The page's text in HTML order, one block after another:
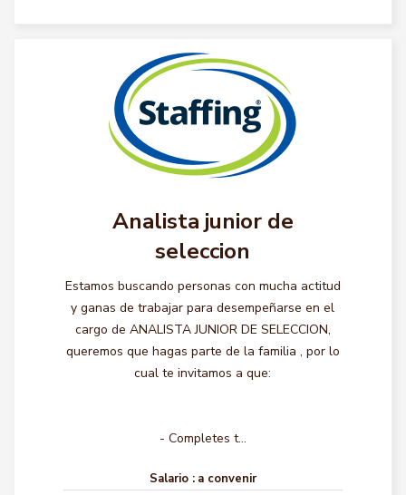
Analista junior de
seleccion
Estamos buscando personas con mucha actitud
y ganas de trabajar para desempeñarse en el
cargo de ANALISTA JUNIOR DE SELECCION,
queremos que hagas parte de la familia , por lo
cual te invitamos a que:
- Completes t...
Salario : a convenir